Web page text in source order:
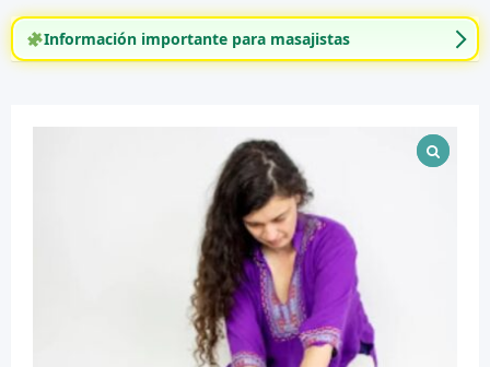
Información importante para masajistas